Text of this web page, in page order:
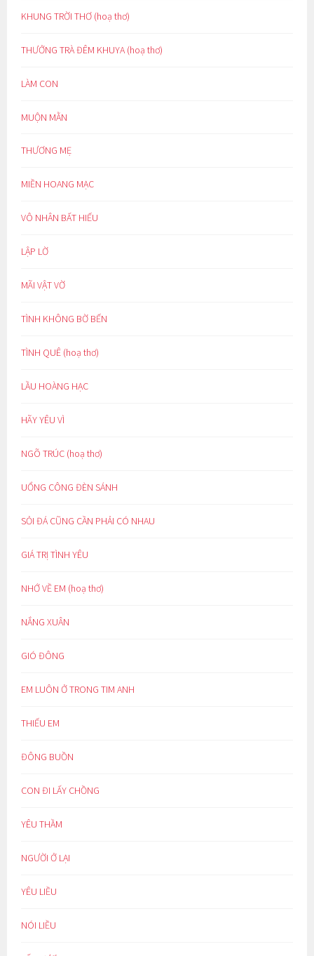
KHUNG TRỜI THƠ (hoạ thơ)
THƯỞNG TRÀ ĐÊM KHUYA (hoạ thơ)
LÀM CON
MUỘN MẰN
THƯƠNG MẸ
MIỀN HOANG MẠC
VÔ NHÂN BẤT HIẾU
LẬP LỜ
MÃI VẬT VỜ
TÌNH KHÔNG BỜ BẾN
TÌNH QUÊ (hoạ thơ)
LẦU HOÀNG HẠC
HÃY YÊU VÌ
NGÕ TRÚC (hoạ thơ)
UỔNG CÔNG ĐÈN SÁNH
SỎI ĐÁ CŨNG CẦN PHẢI CÓ NHAU
GIÁ TRỊ TÌNH YÊU
NHỚ VỀ EM (hoạ thơ)
NẮNG XUÂN
GIÓ ĐÔNG
EM LUÔN Ở TRONG TIM ANH
THIẾU EM
ĐÔNG BUỒN
CON ĐI LẤY CHỒNG
YÊU THẦM
NGƯỜI Ở LẠI
YÊU LIỀU
NÓI LIỀU